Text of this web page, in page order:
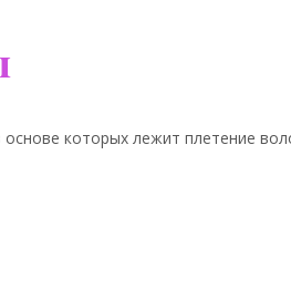
которых лежит плетение